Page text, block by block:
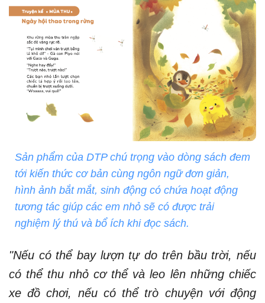
Sản phẩm của DTP chú trọng vào dòng sách đem
tới kiến thức cơ bản cùng ngôn ngữ đơn giản,
hình ảnh bắt mắt, sinh động có chứa hoạt động
tương tác giúp các em nhỏ sẽ có được trải
nghiệm lý thú và bổ ích khi đọc sách.
"Nếu có thể bay lượn tự do trên bầu trời, nếu
có thể thu nhỏ cơ thể và leo lên những chiếc
xe đồ chơi, nếu có thể trò chuyện với động